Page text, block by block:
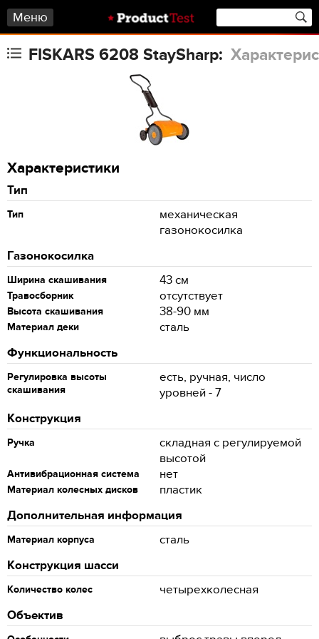
Меню
FISKARS 6208 StaySharp:
Характеристики
Тип
Тип
механическая
газонокосилка
Газонокосилка
Ширина скашивания 43 см
Травосборник отсутствует
Высота скашивания 38-90 мм
Материал деки
сталь
Функциональность
Регулировка высоты
скашивания
есть, ручная, число
уровней - 7
Конструкция
Ручка
складная с регулируемой
высотой
Антивибрационная система нет
Материал колесных дисков
пластик
Дополнительная информация
Материал корпуса
сталь
Конструкция шасси
Количество колес
четырехколесная
Объектив